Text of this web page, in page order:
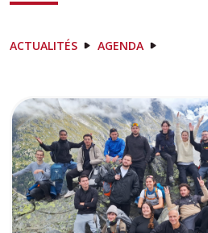
ACTUALITÉS AGENDA
Image